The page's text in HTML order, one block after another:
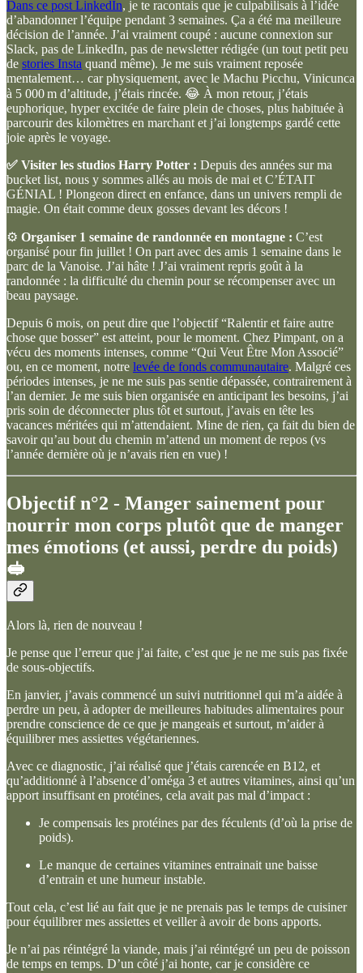
Dans ce post LinkedIn, je te racontais que je culpabilisais à l’idée
d’abandonner l’équipe pendant 3 semaines. Ça a été ma meilleure
décision de l’année. J’ai vraiment coupé : aucune connexion sur
Slack, pas de LinkedIn, pas de newsletter rédigée (un tout petit peu
de stories Insta quand même). Je me suis vraiment reposée
mentalement… car physiquement, avec le Machu Picchu, Vinicunca
à 5 000 m d’altitude, j’étais rincée. 😂 À mon retour, j’étais
euphorique, hyper excitée de faire plein de choses, plus habituée à
parcourir des kilomètres en marchant et j’ai longtemps gardé cette
joie après le voyage.
✅ Visiter les studios Harry Potter : Depuis des années sur ma
bucket list, nous y sommes allés au mois de mai et C’ÉTAIT
GÉNIAL ! Plongeon direct en enfance, dans un univers rempli de
magie. On était comme deux gosses devant les décors !
⚙ Organiser 1 semaine de randonnée en montagne : C’est
organisé pour fin juillet ! On part avec des amis 1 semaine dans le
parc de la Vanoise. J’ai hâte ! J’ai vraiment repris goût à la
randonnée : la difficulté du chemin pour se récompenser avec un
beau paysage.
Depuis 6 mois, on peut dire que l’objectif “Ralentir et faire autre
chose que bosser” est atteint, pour le moment. Chez Pimpant, on a
vécu des moments intenses, comme “Qui Veut Être Mon Associé”
ou, en ce moment, notre levée de fonds communautaire. Malgré ces
périodes intenses, je ne me suis pas sentie dépassée, contrairement à
l’an dernier. Je me suis bien organisée en anticipant les besoins, j’ai
pris soin de déconnecter plus tôt et surtout, j’avais en tête les
vacances méritées qui m’attendaient. Mine de rien, ça fait du bien de
savoir qu’au bout du chemin m’attend un moment de repos (vs
l’année dernière où je n’avais rien en vue) !
Objectif n°2 - Manger sainement pour
nourrir mon corps plutôt que de manger
mes émotions (et aussi, perdre du poids)
🥪
Alors là, rien de nouveau !
Je pense que l’erreur que j’ai faite, c’est que je ne me suis pas fixée
de sous-objectifs.
En janvier, j’avais commencé un suivi nutritionnel qui m’a aidée à
perdre un peu, à adopter de meilleures habitudes alimentaires pour
prendre conscience de ce que je mangeais et surtout, m’aider à
équilibrer mes assiettes végétariennes.
Avec ce diagnostic, j’ai réalisé que j’étais carencée en B12, et
qu’additionné à l’absence d’oméga 3 et autres vitamines, ainsi qu’un
apport insuffisant en protéines, cela avait pas mal d’impact :
Je compensais les protéines par des féculents (d’où la prise de
poids).
Le manque de certaines vitamines entrainait une baisse
d’entrain et une humeur instable.
Tout cela, c’est lié au fait que je ne prenais pas le temps de cuisiner
pour équilibrer mes assiettes et veiller à avoir de bons apports.
Je n’ai pas réintégré la viande, mais j’ai réintégré un peu de poisson
de temps en temps. D’un côté j’ai honte, car je considère ce